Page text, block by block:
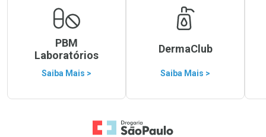
PBM
Laboratórios
Saiba Mais >
DermaClub
Saiba Mais >
Ir para a Home